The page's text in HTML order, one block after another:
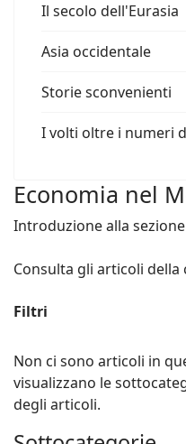
Il secolo dell'Eurasia
Asia occidentale
Storie sconvenienti
I volti oltre i numeri
Economia nel
Introduzione alla
Consulta gli articoli della
Filtri
Non ci sono articoli in
visualizzano le
degli articoli.